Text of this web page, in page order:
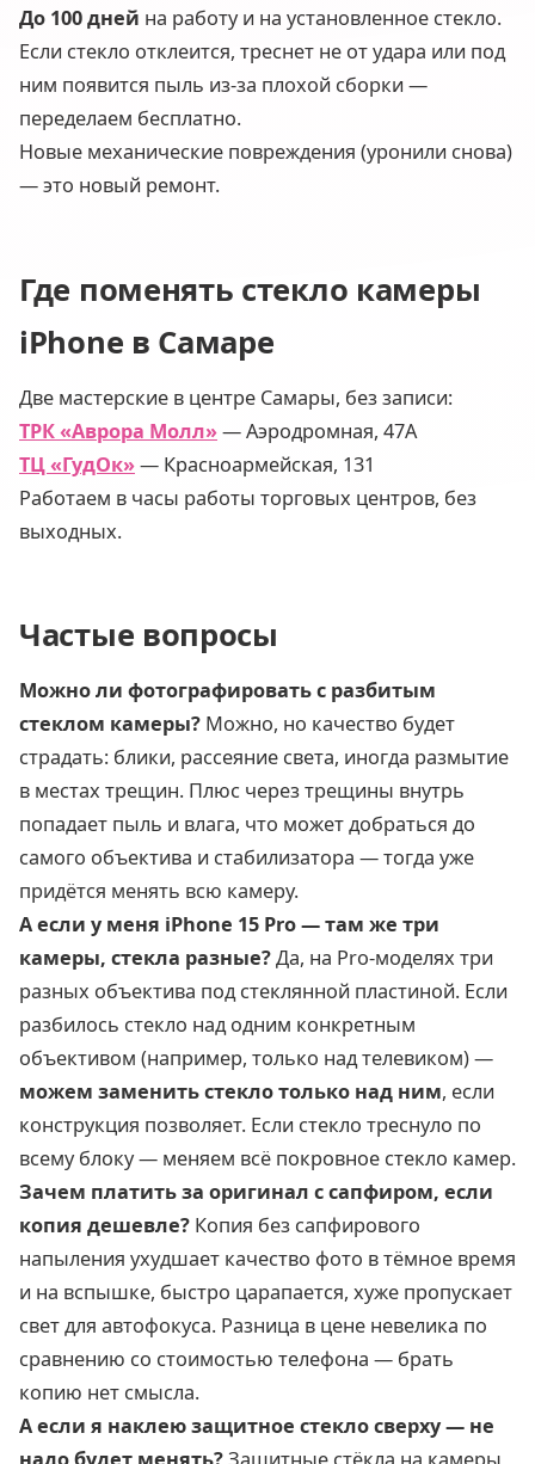
До 100 дней на работу и на установленное стекло.
Если стекло отклеится, треснет не от удара или под
ним появится пыль из-за плохой сборки —
переделаем бесплатно.
Новые механические повреждения (уронили снова)
— это новый ремонт.
Где поменять стекло камеры
iPhone в Самаре
Две мастерские в центре Самары, без записи:
ТРК «Аврора Молл»— Аэродромная, 47А
ТЦ «ГудОк»— Красноармейская, 131
Работаем в часы работы торговых центров, без
выходных.
Частые вопросы
Можно ли фотографировать с разбитым
стеклом камеры? Можно, но качество будет
страдать: блики, рассеяние света, иногда размытие
в местах трещин. Плюс через трещины внутрь
попадает пыль и влага, что может добраться до
самого объектива и стабилизатора — тогда уже
придётся менять всю камеру.
А если у меня iPhone 15 Pro — там же три
камеры, стекла разные?Да, на Pro-моделях три
разных объектива под стеклянной пластиной. Если
разбилось стекло над одним конкретным
объективом (например, только над телевиком) —
можем заменить стекло только над ним, если
конструкция позволяет. Если стекло треснуло по
всему блоку — меняем всё покровное стекло камер.
Зачем платить за оригинал с сапфиром, если
копия дешевле? Копия без сапфирового
напыления ухудшает качество фото в тёмное время
и на вспышке, быстро царапается, хуже пропускает
свет для автофокуса. Разница в цене невелика по
сравнению со стоимостью телефона — брать
копию нет смысла.
А если я наклею защитное стекло сверху — не